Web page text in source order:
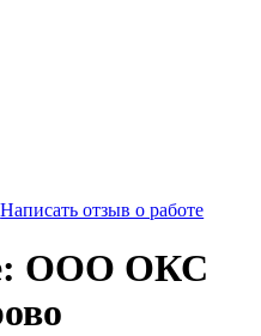
Написать отзыв о работе
ООО ОКС